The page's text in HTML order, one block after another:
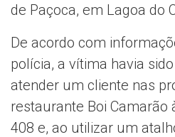
de Paçoca, em Lagoa do
De acordo com
polícia, a vítima havia
atender um cliente nas
restaurante Boi Camarão
408 e, ao utilizar um